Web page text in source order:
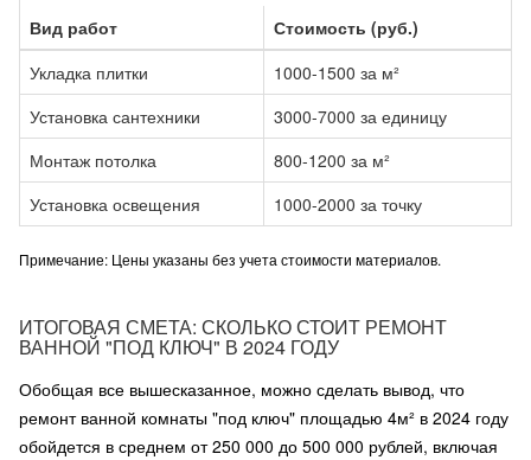
Вид работ
Стоимость (руб.)
Укладка плитки
1000-1500 за м²
Установка сантехники
3000-7000 за единицу
Монтаж потолка
800-1200 за м²
Установка освещения
1000-2000 за точку
Примечание: Цены указаны без учета стоимости материалов.
ИТОГОВАЯ СМЕТА: СКОЛЬКО СТОИТ РЕМОНТ
ВАННОЙ "ПОД КЛЮЧ" В 2024 ГОДУ
Обобщая все вышесказанное, можно сделать вывод, что
ремонт ванной комнаты "под ключ" площадью 4м² в 2024 году
обойдется в среднем от 250 000 до 500 000 рублей, включая